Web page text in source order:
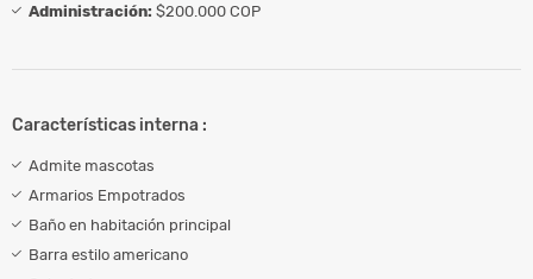
Administración: $200.000 COP
Características interna :
Admite mascotas
Armarios Empotrados
Baño en habitación principal
Barra estilo americano